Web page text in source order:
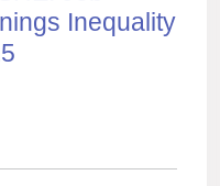
Inequality